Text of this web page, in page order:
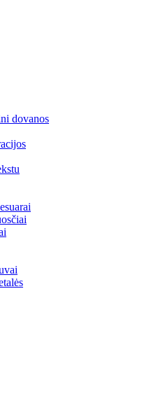
dovanos